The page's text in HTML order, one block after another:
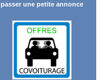
passer une petite annonce